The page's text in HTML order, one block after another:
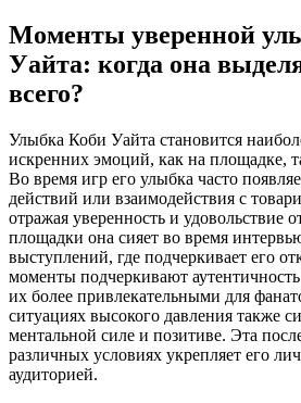
Моменты уверенной
Уайта: когда она
всего?
Улыбка Коби Уайта становится
искренних эмоций, как на площадке,
Во время игр его улыбка часто
действий или взаимодействия с
отражая уверенность и удовольствие
площадки она сияет во время
выступлений, где подчеркивает его
моменты подчеркивают
их более привлекательными для
ситуациях высокого давления также
ментальной силе и позитиве. Эта
различных условиях укрепляет его
аудиторией.